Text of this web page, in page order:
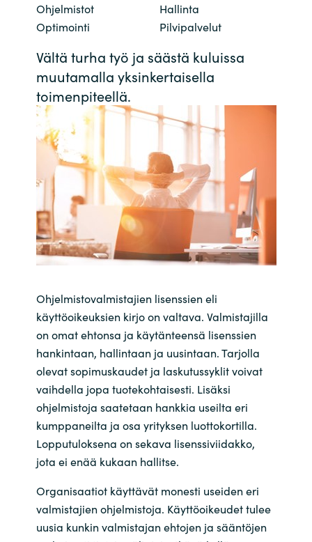
Austria
Bulgaria
Denmark
Estonia
Finland
France
Germany
Hungary
Iceland
India
Indonesia
Kingdom of Saudi Arabia
Latvia
Ota yhteyttä
Ura Crayonilla
Kumppanit
Ohjelmistot
Hallinta
Optimointi
Pilvipalvelut
Vältä turha työ ja säästä kuluissa
muutamalla yksinkertaisella
toimenpiteellä.
Ohjelmistovalmistajien lisenssien eli
käyttöoikeuksien kirjo on valtava. Valmistajilla
on omat ehtonsa ja käytänteensä lisenssien
hankintaan, hallintaan ja uusintaan. Tarjolla
olevat sopimuskaudet ja laskutussyklit voivat
vaihdella jopa tuotekohtaisesti. Lisäksi
ohjelmistoja saatetaan hankkia useilta eri
kumppaneilta ja osa yrityksen luottokortilla.
Lopputuloksena on sekava lisenssiviidakko,
jota ei enää kukaan hallitse.
Organisaatiot käyttävät monesti useiden eri
valmistajien ohjelmistoja. Käyttöoikeudet tulee
uusia kunkin valmistajan ehtojen ja sääntöjen